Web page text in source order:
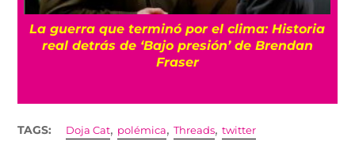
Conoce a Gelato, el gato que logró volver a
caminar gracias a una silla de ruedas de
juguetes
TAGS: Doja Cat, polémica,Threads,twitter